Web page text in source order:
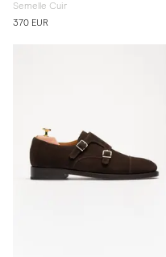
Semelle Cuir
370 EUR